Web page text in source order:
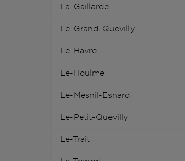
La-Gaillarde
Le-Grand-Quevilly
Le-Havre
Le-Houlme
Le-Mesnil-Esnard
Le-Petit-Quevilly
Le-Trait